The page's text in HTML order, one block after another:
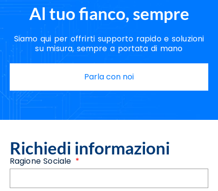
Al tuo fianco, sempre
Siamo qui per offrirti supporto rapido e soluzioni
su misura, sempre a portata di mano
Parla con noi
Richiedi informazioni
Ragione Sociale